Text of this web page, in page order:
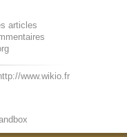
articles